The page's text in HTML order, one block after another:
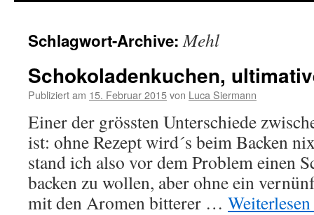
Schlagwort-Archive:Mehl
Schokoladenkuchen,
Publiziert am 15. Februar 2015von Luca Siermann
Einer der grössten Unterschiede
ist: ohne Rezept wird´s beim Backen
stand ich also vor dem Problem einen
backen zu wollen, aber ohne ein
mit den Aromen bitterer … Weiterlesen